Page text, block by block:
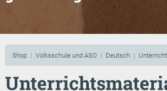
Shop Volksschule und ASO Deutsch